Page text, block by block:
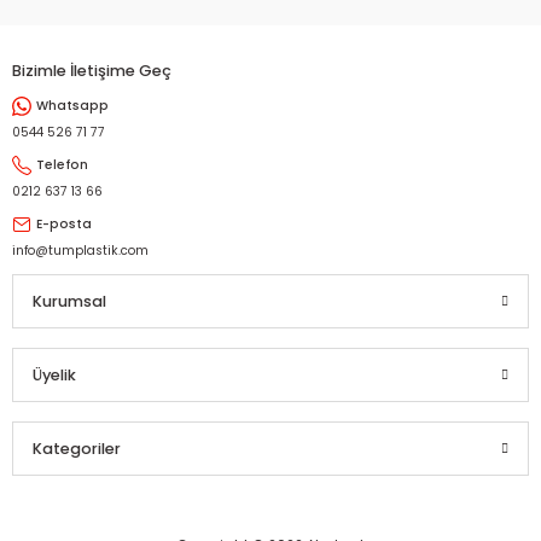
Bizimle İletişime Geç
Whatsapp
0544 526 71 77
Telefon
0212 637 13 66
E-posta
info@tumplastik.com
Kurumsal
Üyelik
Kategoriler